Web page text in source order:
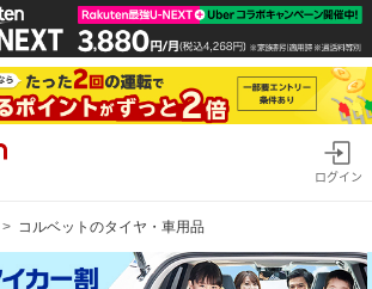
ログイン
コルベットのタイヤ・車用品